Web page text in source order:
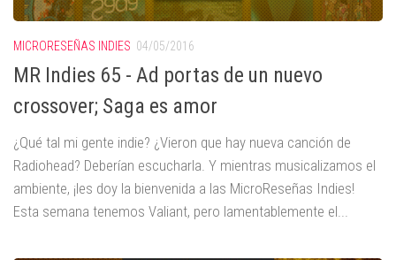
MICRORESEÑAS INDIES 04/05/2016
MR Indies 65 - Ad portas de un nuevo
crossover; Saga es amor
¿Qué tal mi gente indie? ¿Vieron que hay nueva canción de
Radiohead? Deberían escucharla. Y mientras musicalizamos el
ambiente, ¡les doy la bienvenida a las MicroReseñas Indies!
Esta semana tenemos Valiant, pero lamentablemente el...